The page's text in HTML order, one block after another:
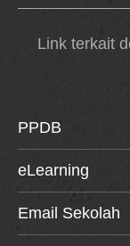
Link terkait
PPDB
eLearning
Email Sekolah